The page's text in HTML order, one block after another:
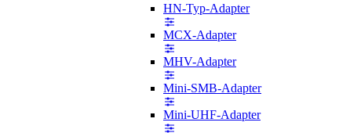
HN-Typ-Adapter
MCX-Adapter
MHV-Adapter
Mini-SMB-Adapter
Mini-UHF-Adapter